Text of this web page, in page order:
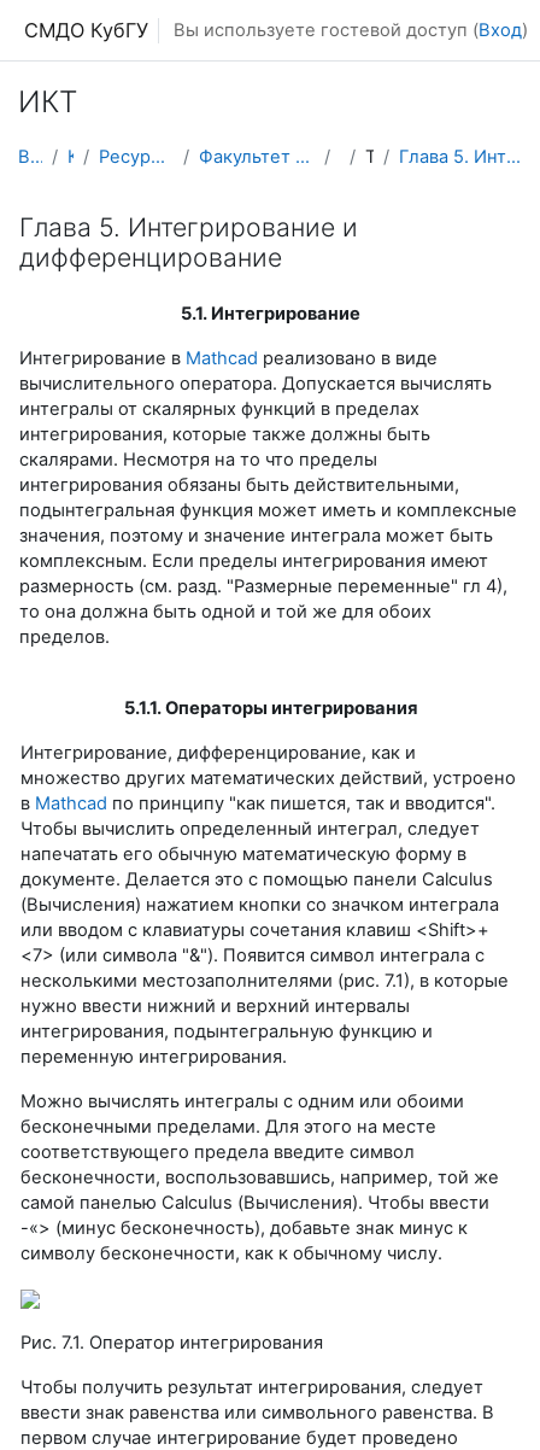
СМДО КубГУ Вы используете гостевой доступ (Вход)
ИКТ
В начало Курсы Ресурсы подразделений КубГУ Факультет Математики и компьютерных наук ИКТ Тема 4 Глава 5. Интегрирование и дифференцирование
Глава 5. Интегрирование и
дифференцирование
5.1. Интегрирование
Интегрирование в Mathcad реализовано в виде
вычислительного оператора. Допускается вычислять
интегралы от скалярных функций в пределах
интегрирования, которые также должны быть
скалярами. Несмотря на то что пределы
интегрирования обязаны быть действительными,
подынтегральная функция может иметь и комплексные
значения, поэтому и значение интеграла может быть
комплексным. Если пределы интегрирования имеют
размерность (см. разд. "Размерные переменные" гл 4),
то она должна быть одной и той же для обоих
пределов.
5.1.1. Операторы интегрирования
Интегрирование, дифференцирование, как и
множество других математических действий, устроено
в Mathcad по принципу "как пишется, так и вводится".
Чтобы вычислить определенный интеграл, следует
напечатать его обычную математическую форму в
документе. Делается это с помощью панели Calculus
(Вычисления) нажатием кнопки со значком интеграла
или вводом с клавиатуры сочетания клавиш <Shift>+
<7> (или символа "&"). Появится символ интеграла с
несколькими местозаполнителями (рис. 7.1), в которые
нужно ввести нижний и верхний интервалы
интегрирования, подынтегральную функцию и
переменную интегрирования.
Можно вычислять интегралы с одним или обоими
бесконечными пределами. Для этого на месте
соответствующего предела введите символ
бесконечности, воспользовавшись, например, той же
самой панелью Calculus (Вычисления). Чтобы ввести
-«> (минус бесконечность), добавьте знак минус к
символу бесконечности, как к обычному числу.
Рис. 7.1. Оператор интегрирования
Чтобы получить результат интегрирования, следует
ввести знак равенства или символьного равенства. В
первом случае интегрирование будет проведено